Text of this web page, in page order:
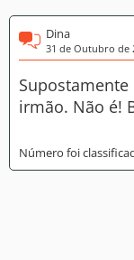
Dina
31 de Outubro de
irmão. Não é!
Número foi